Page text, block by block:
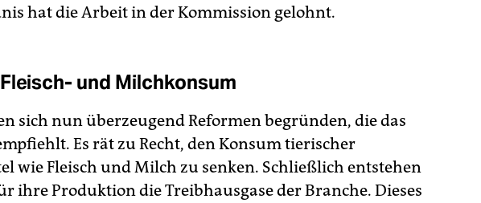
hat die Arbeit in der Kommission gelohnt.
und Milchkonsum
sich nun überzeugend Reformen begründen, die das
Es rät zu Recht, den Konsum tierischer
wie Fleisch und Milch zu senken. Schließlich entstehen
ihre Produktion die Treibhausgase der Branche. Dieses